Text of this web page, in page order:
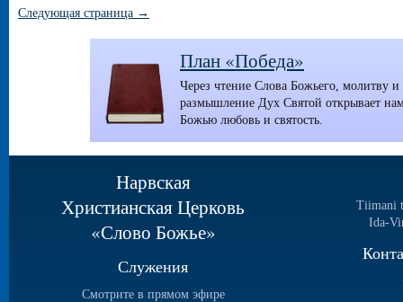
Следующая страница →
План «Победа»
Через чтение Слова Божьего, молитву и
размышление Дух Святой открывает
Божью любовь и святость.
Нарвская
Христианская Церковь
«Слово Божье»
Служения
Смотрите в прямом эфире
Tiimani
Ida-